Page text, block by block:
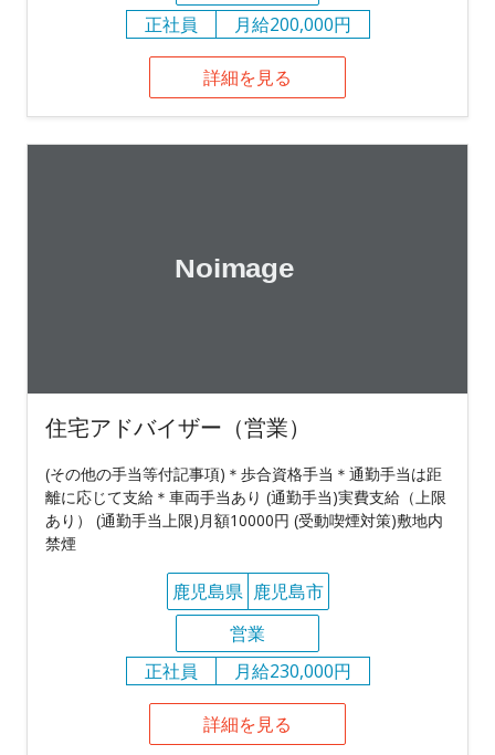
正社員
月給200,000円
詳細を見る
住宅アドバイザー（営業）
(その他の手当等付記事項)＊歩合資格手当＊通勤手当は距
離に応じて支給＊車両手当あり (通勤手当)実費支給（上限
あり） (通勤手当上限)月額10000円 (受動喫煙対策)敷地内
禁煙
鹿児島県 鹿児島市
営業
正社員
月給230,000円
詳細を見る